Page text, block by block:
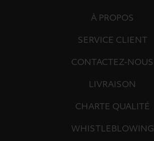
À PROPOS
SERVICE CLIENT
CONTACTEZ-NOUS
LIVRAISON
CHARTE QUALITÉ
WHISTLEBLOWING